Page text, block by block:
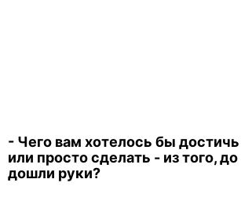
- Чего вам хотелось бы
или просто сделать - из того,
дошли руки?